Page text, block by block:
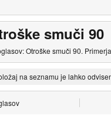
smuči 90
Otroške smuči 90.
na seznamu je lahko